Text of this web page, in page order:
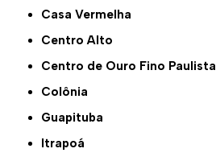
Casa Vermelha
Centro Alto
Centro de Ouro Fino Paulista
Colônia
Guapituba
Itrapoá